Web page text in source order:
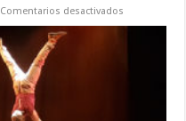
Comentarios desactivados